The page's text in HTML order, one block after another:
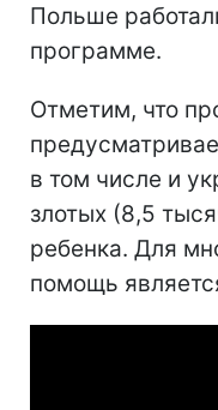
Польше
программе.
Отметим, что
в том числе и
злотых (8,5
ребенка. Для
помощь